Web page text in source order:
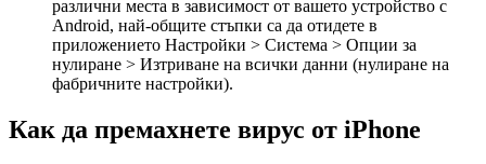
различни места в зависимост от вашето устройство с
Android, най-общите стъпки са да отидете в
приложението Настройки > Система > Опции за
нулиране > Изтриване на всички данни (нулиране на
фабричните настройки).
Как да премахнете вирус от iPhone